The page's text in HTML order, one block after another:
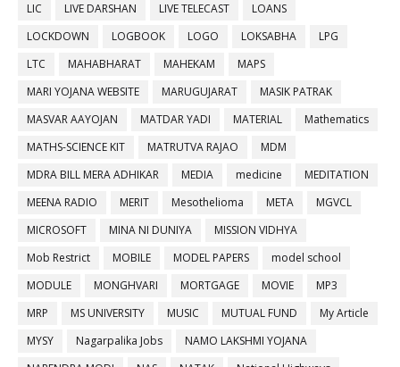
LIC
LIVE DARSHAN LIVE TELECAST
LOANS
LOCKDOWN
LOGBOOK LOGO LOKSABHA
LPG
LTC
MAHABHARAT MAHEKAM
MAPS
MARI YOJANA WEBSITE
MARUGUJARAT
MASIK PATRAK
MASVAR AAYOJAN
MATDAR YADI MATERIAL
Mathematics
MATHS-SCIENCE KIT
MATRUTVA RAJAO
MDM
MDRA BILL MERA ADHIKAR
MEDIA medicine
MEDITATION
MEENA RADIO
MERIT Mesothelioma META
MGVCL
MICROSOFT
MINA NI DUNIYA
MISSION VIDHYA
Mob Restrict
MOBILE MODEL PAPERS
model school
MODULE
MONGHVARI MORTGAGE MOVIE
MP3
MRP
MS UNIVERSITY MUSIC MUTUAL FUND
My Article
MYSY
Nagarpalika Jobs
NAMO LAKSHMI YOJANA